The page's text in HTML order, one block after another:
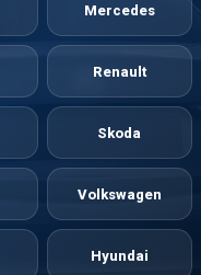
Mercedes
Renault
Skoda
Volkswagen
Hyundai